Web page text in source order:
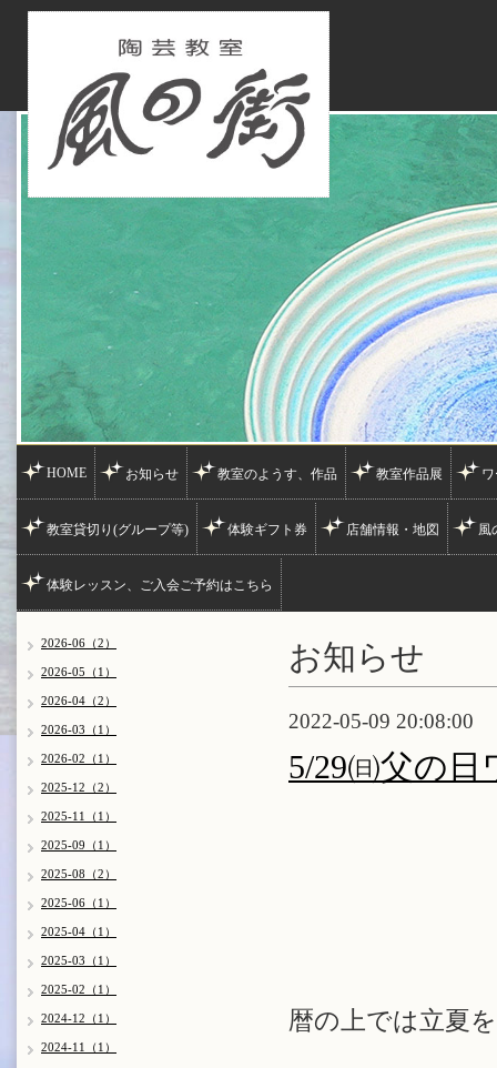
HOME お知らせ 教室のようす、作品 教室作品展
教室貸切り(グループ等) 体験ギフト券 店舗情報・地図 風
体験レッスン、ご入会ご予約はこちら
お知らせ
2022-05-09 20:08:00
5/29㈰父の
暦の上では立夏
2026-06（2）
2026-05（1）
2026-04（2）
2026-03（1）
2026-02（1）
2025-12（2）
2025-11（1）
2025-09（1）
2025-08（2）
2025-06（1）
2025-04（1）
2025-03（1）
2025-02（1）
2024-12（1）
2024-11（1）